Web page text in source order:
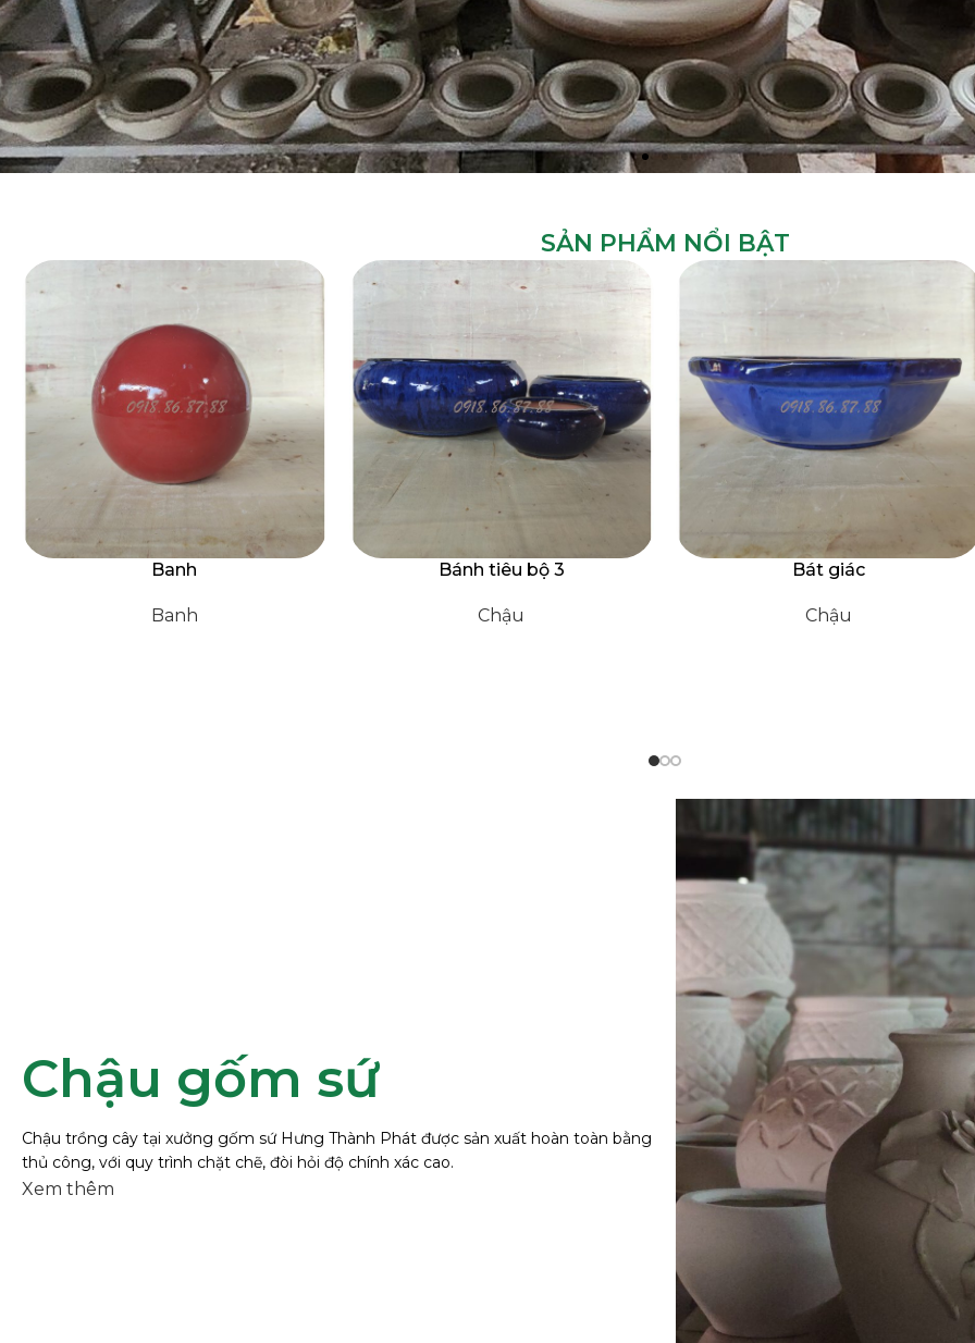
SẢN PHẨM NỔI BẬT
Bonsai có chân bộ 2
Chậu
Bonsai đào nút bộ 3
Chậu
Chậu 4 túi
Chậu
Chậu gốm sứ
Chậu trồng cây tại xưởng gốm sứ Hưng Thành Phát được sản xuất hoàn toàn bằng
thủ công, với quy trình chặt chẽ, đòi hỏi độ chính xác cao.
Xem thêm